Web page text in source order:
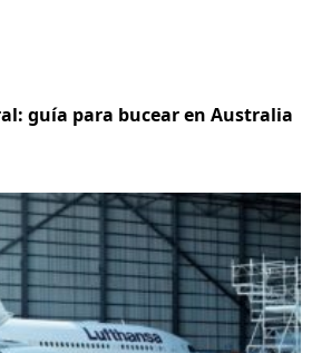
guía para bucear en Australia